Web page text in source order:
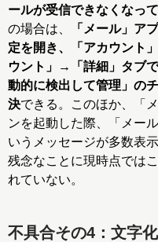
ールが受信できなくなっ
の場合は、
「メール」ア
定を開き、「アカウント
ウント」→「詳細」タブ
動的に検出して管理」の
決できる。このほか、「
ンを起動した際、「メー
いうメッセージが多数表
残念なことに現時点では
れていない。
不具合その4：文字